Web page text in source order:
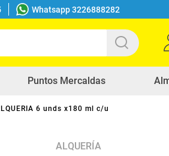
Whatsapp 3226888282
Puntos Mercaldas
6 unds x180 ml c/u
ALQUERÍA